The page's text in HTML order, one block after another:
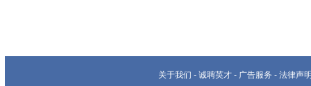
关于我们 - 诚聘英才 - 广告服务 - 法律声